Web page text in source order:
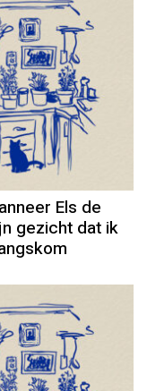
Els de
gezicht dat ik